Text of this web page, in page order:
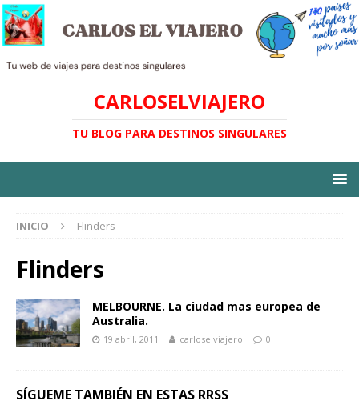
CARLOSELVIAJERO
TU BLOG PARA DESTINOS SINGULARES
INICIO Flinders
Flinders
MELBOURNE. La ciudad mas europea de
Australia.
19 abril, 2011 carloselviajero 0
SÍGUEME TAMBIÉN EN ESTAS RRSS